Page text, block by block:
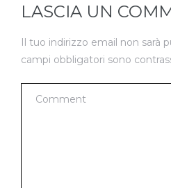
LASCIA UN
Il tuo indirizzo email non sarà
campi obbligatori sono